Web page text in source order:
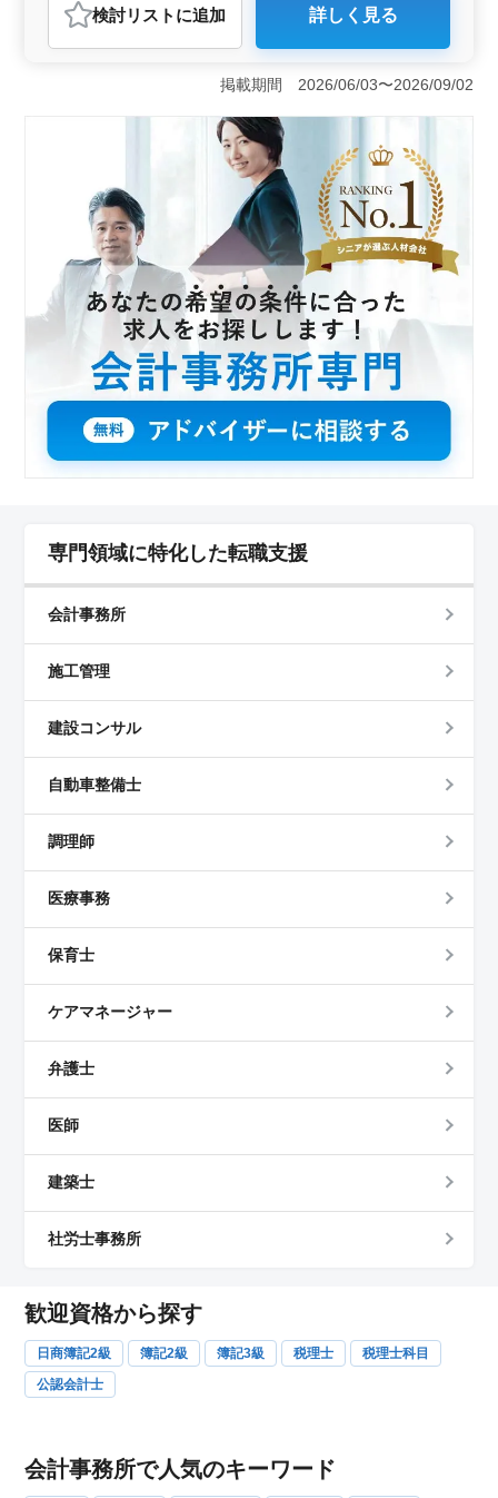
おすすめポイント
＜中高年の活躍と経験者優遇＞ 当社では中高年層が活
躍しやすい環境を整えています。特に担当先への訪問業
務経験者を歓迎し、経験豊富なシニア世代の方々のご応
募をお待ちしています。また、50代以上のベテランの
方々も即戦力として期待しており、その豊富な経験を活
かして活躍していただけます。 ＜業務内容と特徴
＞ 税務会計事務所での業務をお任せします。担当企業
への訪問業務や資料の収集・書類作成などが主な業務で
す。残業は繁忙期以外はほとんどなく、働きやすい環境
が整っています。マイカーまたは社用車を利用しての訪
問業務が可能で、通勤も便利です。 ＜給与と福利厚
生＞ 年収は400万円から550万円で、通勤手当は全額支
給されます。さらに、賞与は年2回支給され、安定した収
入を得ることができます。福利厚生も整っており、働き
やすい環境が整っています。
検討リスト に追加 詳しく見る
掲載期間 2026/06/03〜2026/09/02
専門領域に特化した転職支援
会計事務所
施工管理
建設コンサル
自動車整備士
調理師
医療事務
保育士
ケアマネージャー
弁護士
医師
建築士
社労士事務所
歓迎資格から探す
日商簿記2級 簿記2級 簿記3級 税理士
税理士科目
公認会計士
会計事務所で人気のキーワード